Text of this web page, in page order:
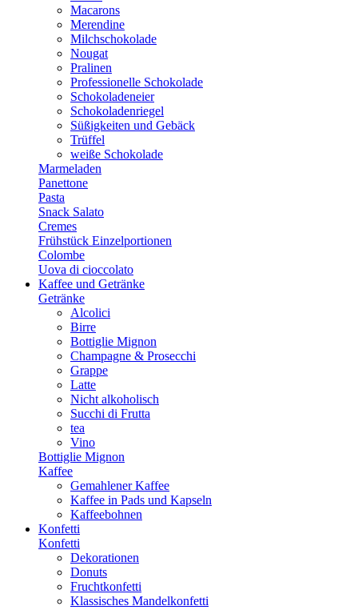
Macarons
Merendine
Milchschokolade
Nougat
Pralinen
Professionelle Schokolade
Schokoladeneier
Schokoladenriegel
Süßigkeiten und Gebäck
Trüffel
weiße Schokolade
Marmeladen
Panettone
Pasta
Snack Salato
Cremes
Frühstück Einzelportionen
Colombe
Uova di cioccolato
Kaffee und Getränke
Getränke
Alcolici
Birre
Bottiglie Mignon
Champagne & Prosecchi
Grappe
Latte
Nicht alkoholisch
Succhi di Frutta
tea
Vino
Bottiglie Mignon
Kaffee
Gemahlener Kaffee
Kaffee in Pads und Kapseln
Kaffeebohnen
Konfetti
Konfetti
Dekorationen
Donuts
Fruchtkonfetti
Klassisches Mandelkonfetti